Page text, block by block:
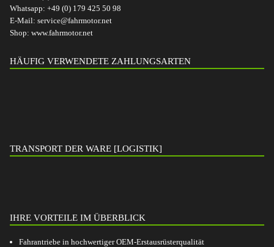
Whatsapp: +49 (0) 179 425 50 98
E-Mail: service@fahrmotor.net
Shop: www.fahrmotor.net
HÄUFIG VERWENDETE ZAHLUNGSARTEN
TRANSPORT DER WARE [LOGISTIK]
IHRE VORTEILE IM ÜBERBLICK
Fahrantriebe in hochwertiger OEM-Erstausrüsterqualität